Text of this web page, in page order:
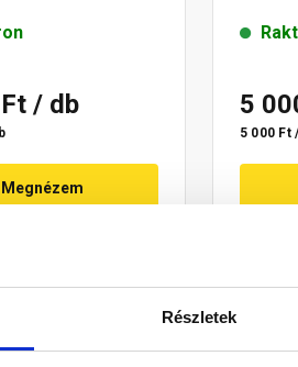
Részletek
/ db
Megnézem
5
5 000 Ft